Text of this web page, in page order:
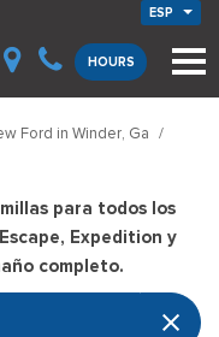
ESP
HOURS
Ford in Winder, Ga /
para todos los
Expedition y
completo.